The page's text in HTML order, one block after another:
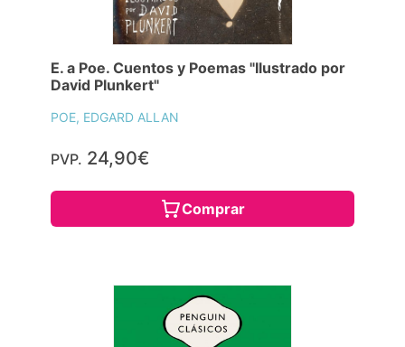
E. a Poe. Cuentos y Poemas "Ilustrado por
David Plunkert"
POE, EDGARD ALLAN
PVP. 24,90€
Comprar